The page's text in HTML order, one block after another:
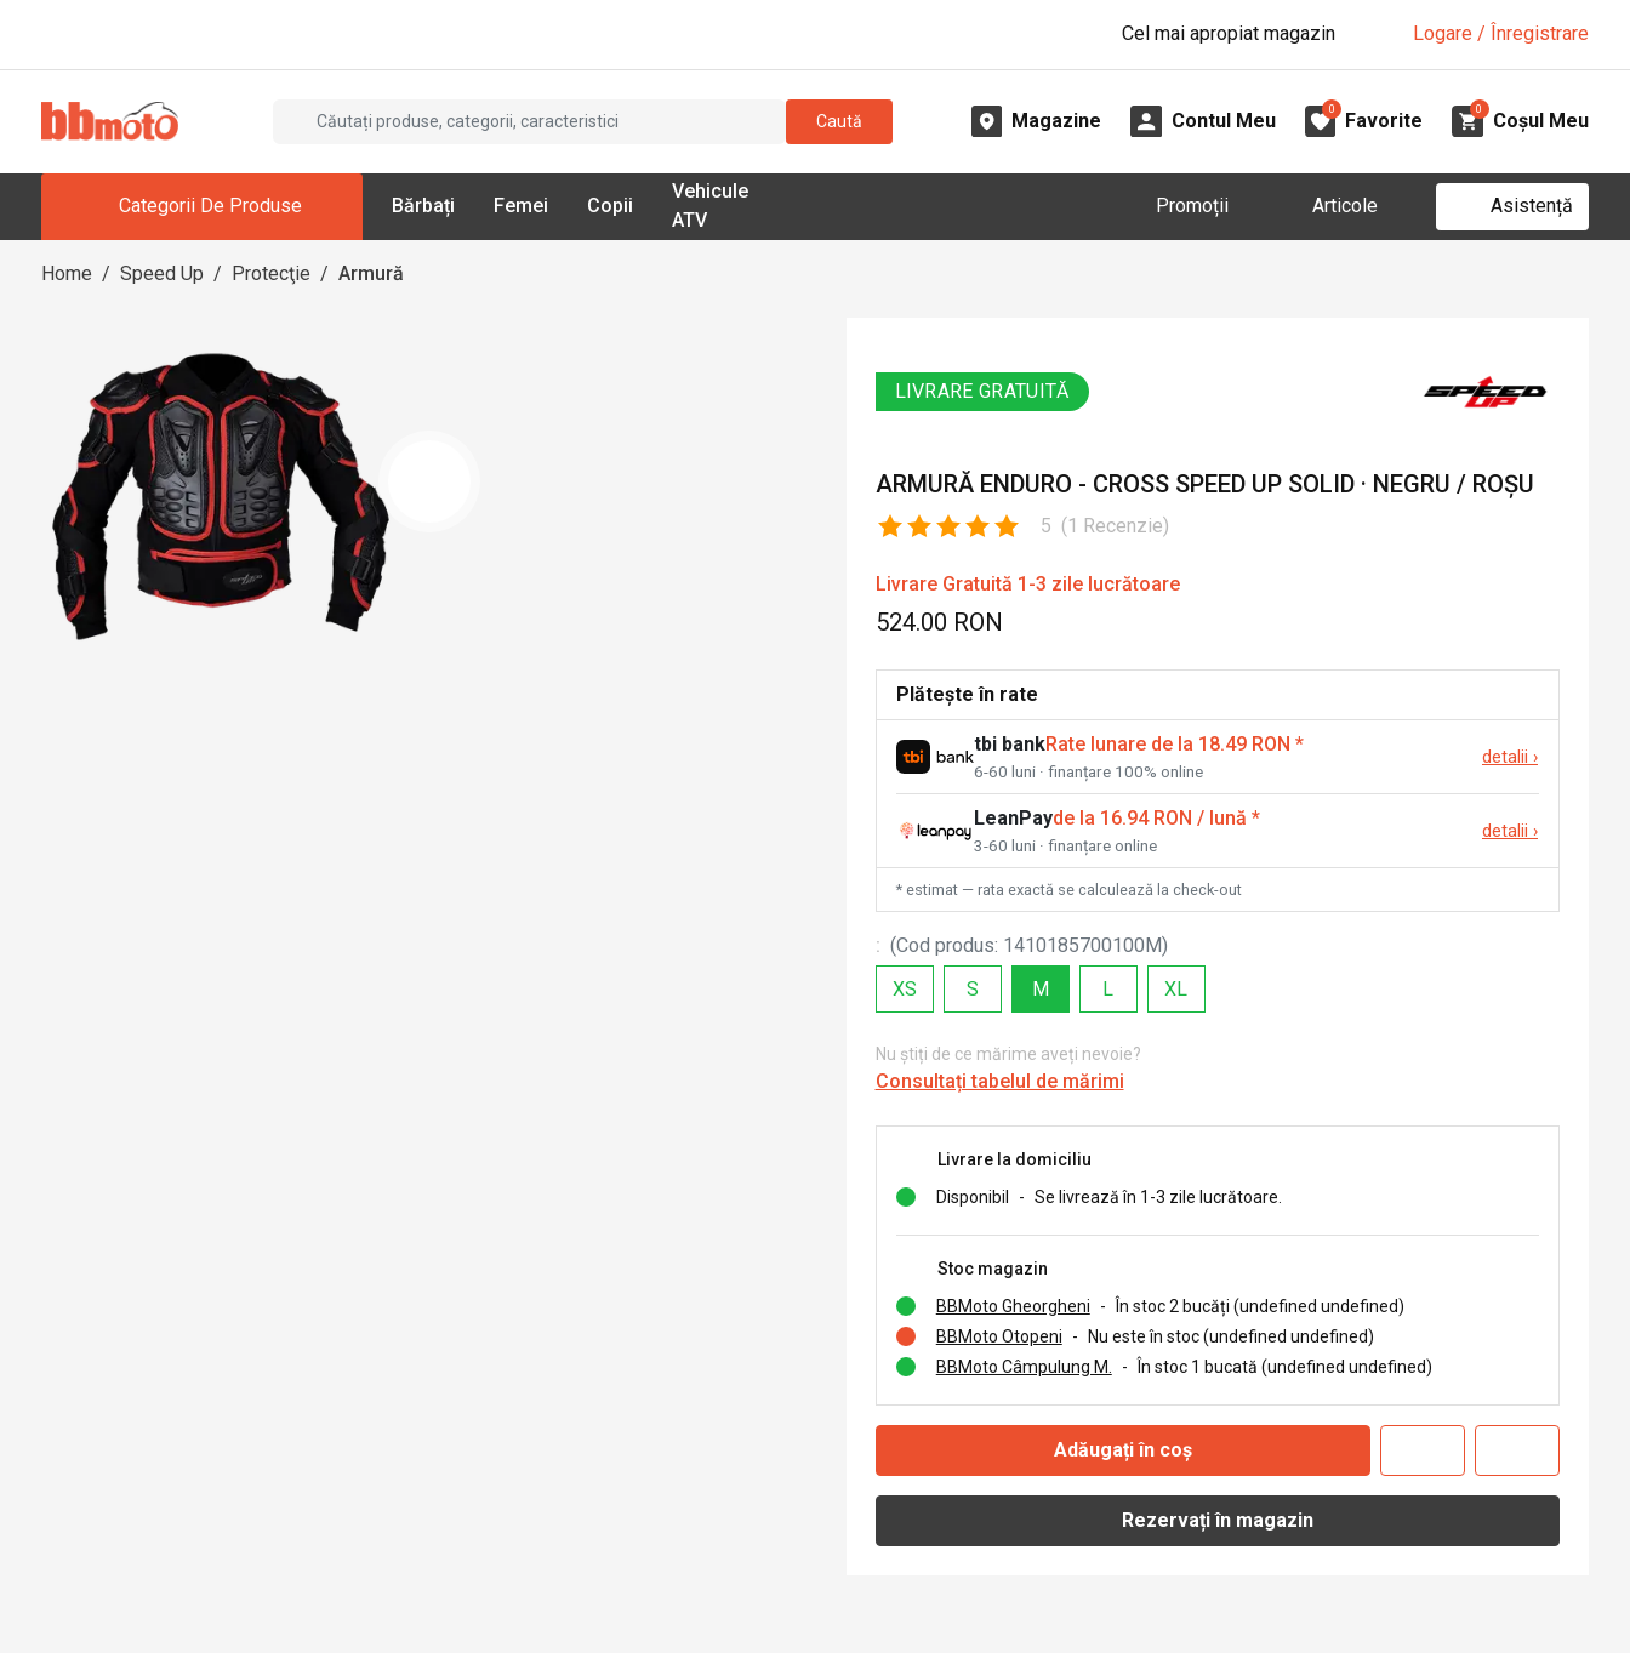
Cel mai apropiat magazin Logare / Înregistrare
Caută Magazine Contul Meu
0
Favorite
0
Coșul Meu
Categorii De Produse Bărbați Femei Copii
Vehicule
ATV
Promoții Articole Asistență
Home / Speed Up / Protecţie / Armură
LIVRARE GRATUITĂ
ARMURĂ ENDURO - CROSS SPEED UP SOLID · NEGRU / ROȘU
5 (1 Recenzie)
Livrare Gratuită 1-3 zile lucrătoare
524.00 RON
Plătește în rate
tbi bankRate lunare de la 18.49 RON *
6-60 luni · finanțare 100% online
detalii ›
LeanPayde la 16.94 RON / lună *
3-60 luni · finanțare online
detalii ›
* estimat — rata exactă se calculează la check-out
: (Cod produs: 1410185700100M)
XS
S M L XL
Nu știți de ce mărime aveți nevoie?
Consultați tabelul de mărimi
Livrare la domiciliu
Disponibil
- Se livrează în 1-3 zile lucrătoare.
Stoc magazin
BBMoto Gheorgheni
-
În stoc 2 bucăți (undefined undefined)
BBMoto Otopeni
-
Nu este în stoc (undefined undefined)
BBMoto Câmpulung M.
- În stoc 1 bucată (undefined undefined)
Adăugați în coș
Rezervați în magazin